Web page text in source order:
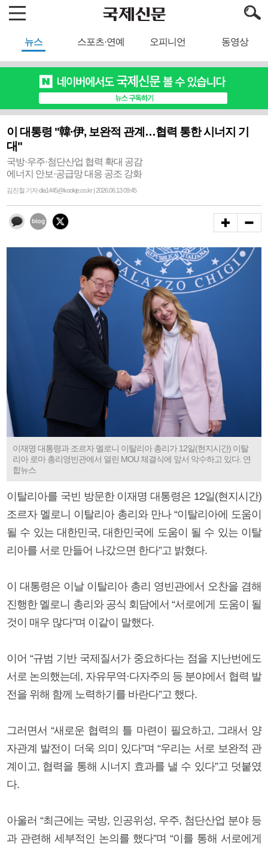
뉴스 스포츠·연예 오피니언 동영상
이 대통령 "韓·伊, 보완적 관계…협력 통한 시너지 기
대"
국방·우주·첨단산업 협력 확대 공감
에너지 안보·공급망 대응 공조 강화
김진철 기자 dia1445@kookje.co.kr | 2026.06.13 09:45
이재명 대통령과 조르자 멜로니 이탈리아 총리가 12일(현지시간) 이탈
리아 로마 총리영빈관에서 열린 MOU 체결식에 앞서 악수하고 있다. 연
합뉴스
이탈리아를 국빈 방문한 이재명 대통령은 12일(현지시간)
조르자 멜로니 이탈리아 총리와 만나 “이탈리아에 도움이
될 수 있는 대한민국, 대한민국에 도움이 될 수 있는 이탈
리아를 서로 만들어 나갔으면 한다”고 밝혔다.
이 대통령은 이날 이탈리아 총리 영빈관에서 오찬을 겸해
진행한 멜로니 총리와 공식 회담에서 “서로에게 도움이 될
것이 매우 많다”며 이같이 말했다.
이어 “규범 기반 국제질서가 중요하다는 점을 지난번에도
서로 논의했는데, 자유무역·다자주의 등 분야에서 협력 발
전을 위해 함께 노력하기를 바란다”고 했다.
그러면서 “새로운 협력의 틀 마련이 필요하고, 그래서 양
자관계 발전이 더욱 의미 있다”며 “우리는 서로 보완적 관
계이고, 협력을 통해 시너지 효과를 낼 수 있다”고 덧붙였
다.
아울러 “최근에는 국방, 인공위성, 우주, 첨단산업 분야 등
과 관련해 세부적인 논의를 했다”며 “이를 통해 서로에게